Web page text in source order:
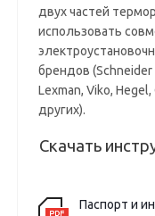
двух частей
использовать
брендов (Schneider
Lexman, Viko,
других).
Скачать
Паспорт и